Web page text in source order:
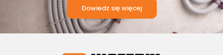
Dowiedz się więcej